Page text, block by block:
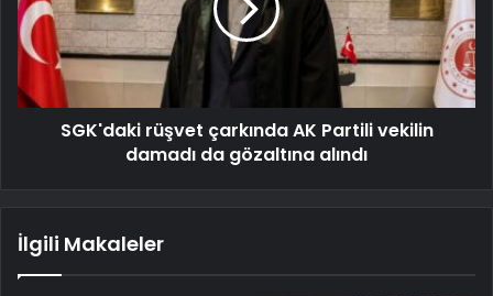
SGK'daki rüşvet çarkında AK Partili vekilin
damadı da gözaltına alındı
İlgili Makaleler